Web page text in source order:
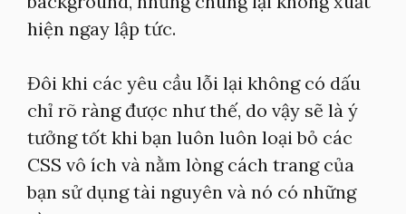
hiện ngay lập tức.
Đôi khi các yêu cầu lỗi lại không có dấu
chỉ rõ ràng được như thế, do vậy sẽ là ý
tưởng tốt khi bạn luôn luôn loại bỏ các
CSS vô ích và nằm lòng cách trang của
bạn sử dụng tài nguyên và nó có những